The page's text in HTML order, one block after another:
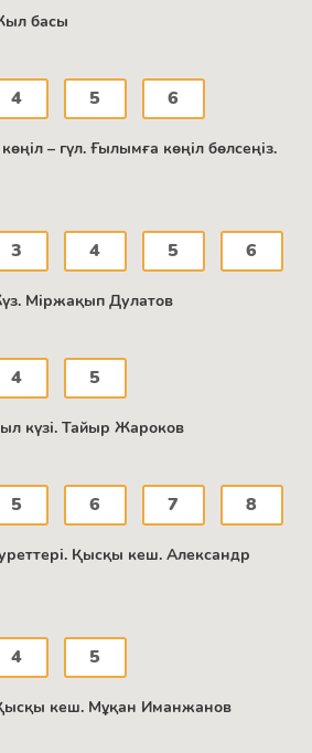
басы
4 5 6
– гүл. Ғылымға көңіл бөлсеңіз.
3 4 5 6
Міржақып Дулатов
4 5
күзі. Тайыр Жароков
5 6 7 8
Қысқы кеш. Александр
4 5
кеш. Мұқан Иманжанов